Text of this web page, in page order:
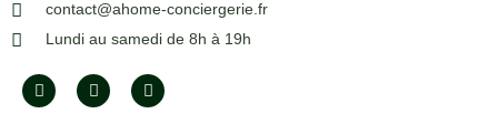
contact@ahome-conciergerie.fr
Lundi au samedi de 8h à 19h
F
a
I
n
I
c